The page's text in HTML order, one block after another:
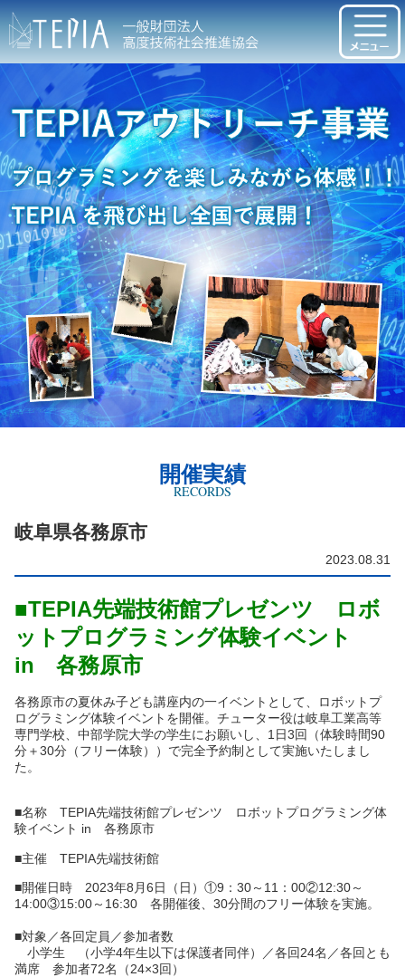
開催実績
RECORDS
岐阜県各務原市
2023.08.31
■TEPIA先端技術館プレゼンツ ロボ
ットプログラミング体験イベント
in 各務原市
各務原市の夏休み子ども講座内の一イベントとして、ロボットプ
ログラミング体験イベントを開催。チューター役は岐阜工業高等
専門学校、中部学院⼤学の学⽣にお願いし、1⽇3回（体験時間90
分＋30分（フリー体験））で完全予約制として実施いたしまし
た。
■名称 TEPIA先端技術館プレゼンツ ロボットプログラミング体
験イベント in 各務原市
■主催 TEPIA先端技術館
■開催日時 2023年8月6日（日）①9：30～11：00②12:30～
14:00③15:00～16:30 各開催後、30分間のフリー体験を実施。
■対象／各回定員／参加者数
小学生 （小学4年生以下は保護者同伴）／各回24名／各回とも
満席 参加者72名（24×3回）